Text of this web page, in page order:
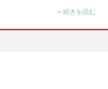
» 続きを読む